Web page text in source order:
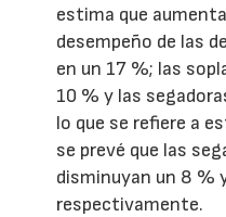
estima que
desempeño de las
en un 17 %; las
10 % y las
lo que se refiere a
se prevé que las
disminuyan un 8 %
respectivamente.